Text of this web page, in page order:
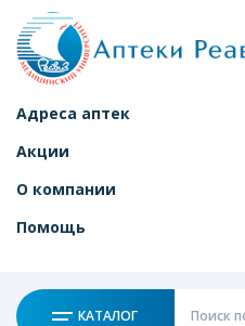
Адреса аптек
Акции
О компании
Помощь
КАТАЛОГ